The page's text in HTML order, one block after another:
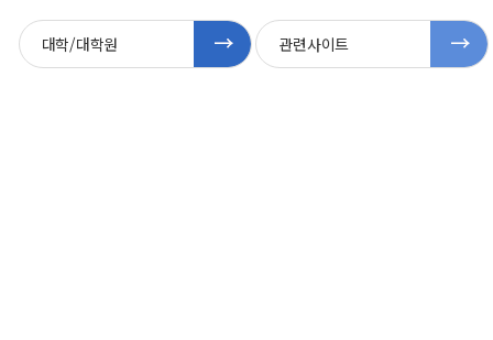
대학/대학원 관련사이트